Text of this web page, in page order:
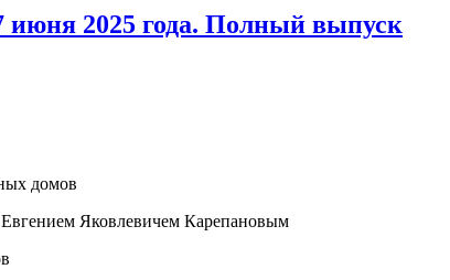
июня 2025 года. Полный выпуск
домов
Яковлевичем Карепановым